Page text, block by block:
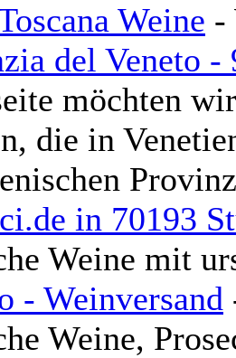
Weine -
del Veneto -
möchten
die in
in 70193
Weine mit
- Weinversand
Weine,